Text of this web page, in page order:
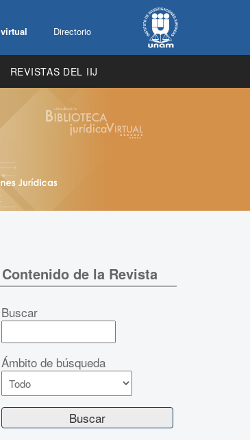
Directorio
REVISTAS DEL IIJ
Contenido de la Revista
Buscar
Ámbito de búsqueda